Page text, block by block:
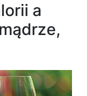
a